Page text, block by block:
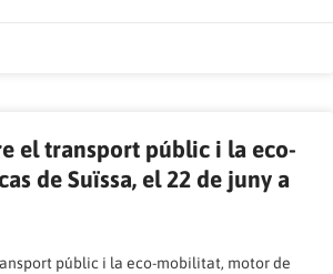
el transport públic i la eco-
de Suïssa, el 22 de juny a
públic i la eco-mobilitat, motor de